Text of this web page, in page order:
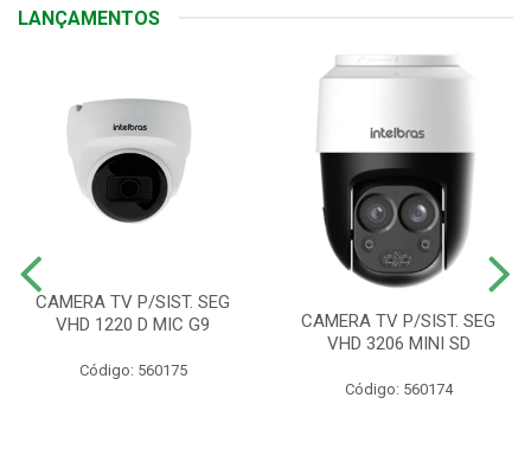
LANÇAMENTOS
CAMERA TV P/SIST. SEG
VHD 1220 D MIC G9
Código: 560175
CAMERA TV P/SIST. SEG
VHD 3206 MINI SD
Código: 560174